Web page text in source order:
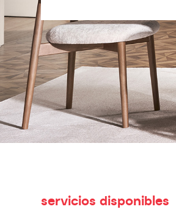
servicios disponibles